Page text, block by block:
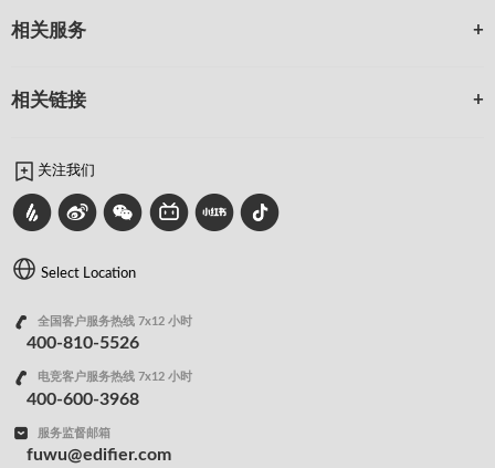
相关服务
相关链接
关注我们
Select Location
全国客户服务热线 7x12 小时
400-810-5526
电竞客户服务热线 7x12 小时
400-600-3968
服务监督邮箱
fuwu@edifier.com